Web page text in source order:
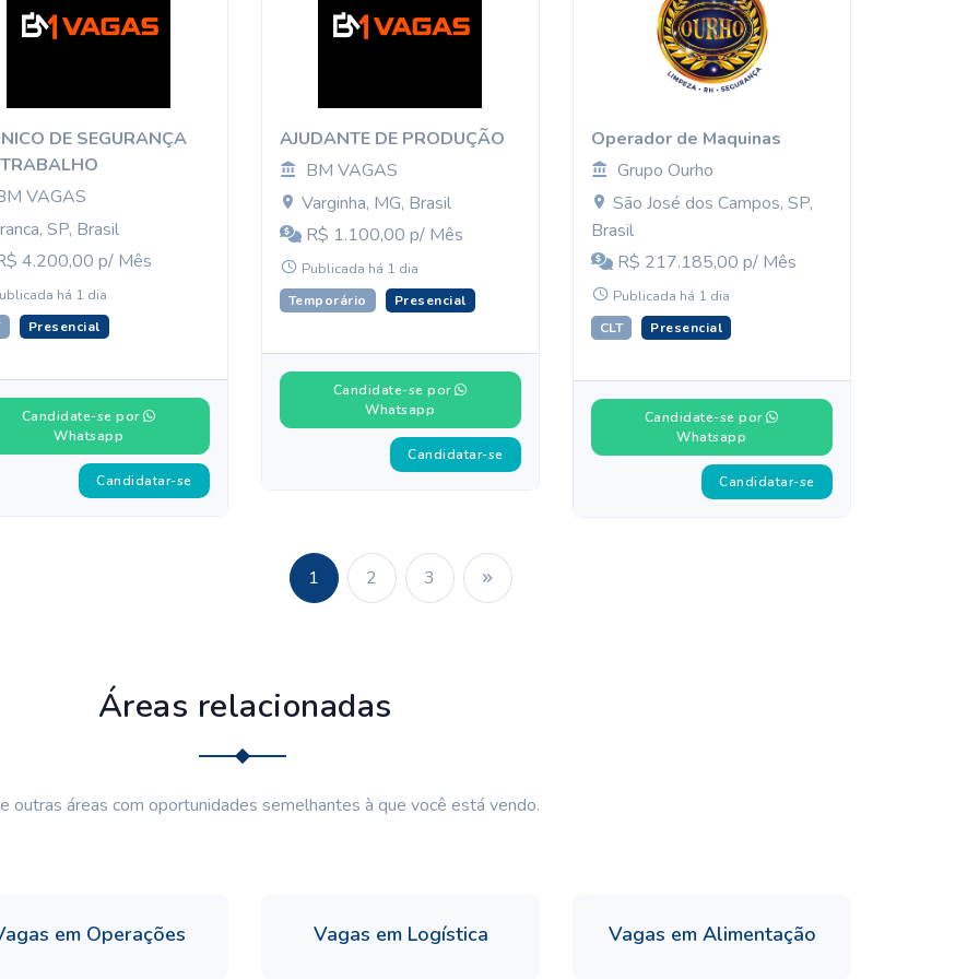
DE SEGURANÇA
VAGAS
SP, Brasil
4.200,00 p/ Mês
há 1 dia
Presencial
Candidate-se por
Whatsapp
Candidatar-se
AJUDANTE DE PRODUÇÃO
BM VAGAS
Varginha, MG, Brasil
R$ 1.100,00 p/ Mês
Publicada há 1 dia
Temporário Presencial
Candidate-se por
Whatsapp
Candidatar-se
Operador de Maquinas
Grupo Ourho
São José dos Campos, SP,
Brasil
R$ 217.185,00 p/ Mês
Publicada há 1 dia
CLT Presencial
Candidate-se por
Whatsapp
Candidatar-se
1 2 3
Áreas relacionadas
outras áreas com oportunidades semelhantes à que você está vendo.
em Operações Vagas em Logística Vagas em Alimentação